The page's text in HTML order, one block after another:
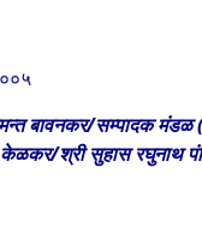
बावनकर/सम्पादक मंडळ
केळकर/श्री सुहास रघुनाथ